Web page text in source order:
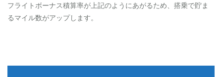
フライトボーナス積算率が上記のようにあがるため、搭乗で貯ま
るマイル数がアップします。